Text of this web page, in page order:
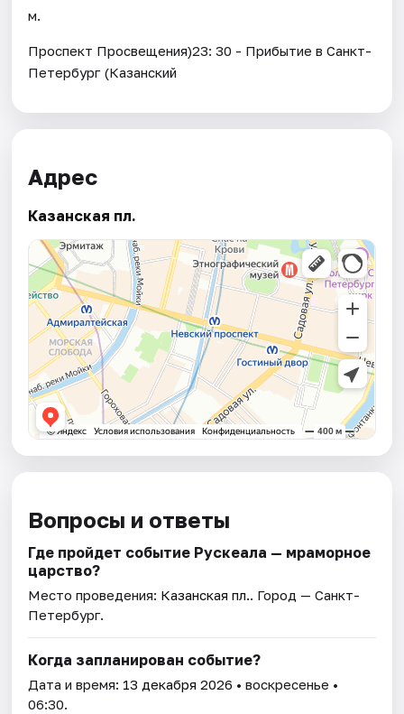
м.
Проспект Просвещения)23: 30 - Прибытие в Санкт-
Петербург (Казанский
Адрес
Казанская пл.
Вопросы и ответы
Где пройдет событие Рускеала — мраморное
царство?
Место проведения: Казанская пл.. Город — Санкт-
Петербург.
Когда запланирован событие?
Дата и время: 13 декабря 2026 • воскресенье •
06:30.